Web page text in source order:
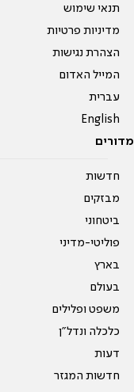
תנאי שימוש
מדיניות פרטיות
הצהרת נגישות
המייל האדום
עברית
English
מדורים
חדשות
מבזקים
ביטחוני
פוליטי-מדיני
בארץ
בעולם
משפט ופלילים
כלכלה ונדל"ן
דעות
חדשות המגזר